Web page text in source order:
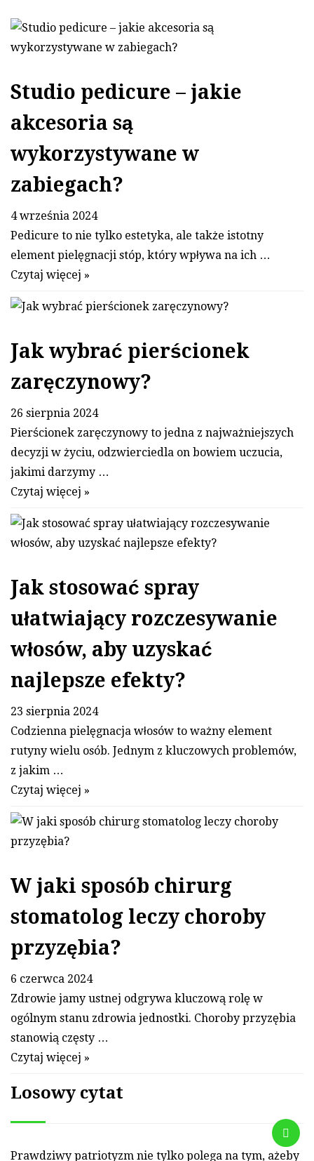
Studio pedicure – jakie
akcesoria są
wykorzystywane w
zabiegach?
4 września 2024
Pedicure to nie tylko estetyka, ale także istotny
element pielęgnacji stóp, który wpływa na ich …
Czytaj więcej »
Jak wybrać pierścionek
zaręczynowy?
26 sierpnia 2024
Pierścionek zaręczynowy to jedna z najważniejszych
decyzji w życiu, odzwierciedla on bowiem uczucia,
jakimi darzymy …
Czytaj więcej »
Jak stosować spray
ułatwiający rozczesywanie
włosów, aby uzyskać
najlepsze efekty?
23 sierpnia 2024
Codzienna pielęgnacja włosów to ważny element
rutyny wielu osób. Jednym z kluczowych problemów,
z jakim …
Czytaj więcej »
W jaki sposób chirurg
stomatolog leczy choroby
przyzębia?
6 czerwca 2024
Zdrowie jamy ustnej odgrywa kluczową rolę w
ogólnym stanu zdrowia jednostki. Choroby przyzębia
stanowią częsty …
Czytaj więcej »
Losowy cytat
Praw­dzi­wy pat­riotyzm nie tyl­ko po­lega na tym, ażeby